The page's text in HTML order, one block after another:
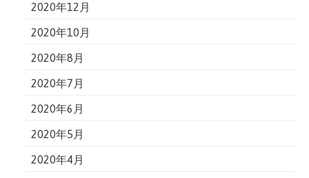
2020年12月
2020年10月
2020年8月
2020年7月
2020年6月
2020年5月
2020年4月